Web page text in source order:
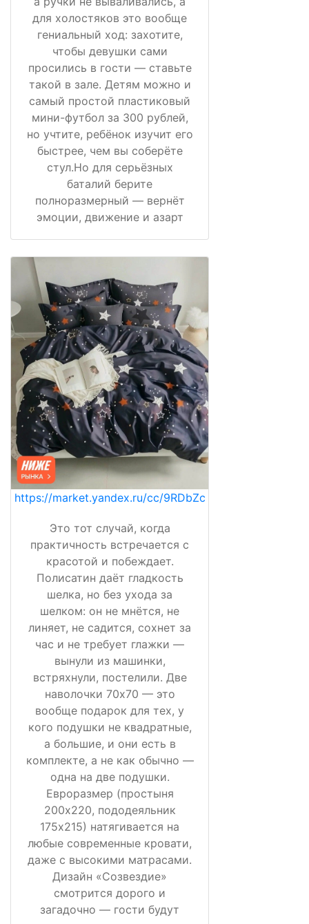
для холостяков это вообще
гениальный ход: захотите,
чтобы девушки сами
просились в гости — ставьте
такой в зале. Детям можно и
самый простой пластиковый
мини-футбол за 300 рублей,
но учтите, ребёнок изучит его
быстрее, чем вы соберёте
стул.Но для серьёзных
баталий берите
полноразмерный — вернёт
эмоции, движение и азарт
https://market.yandex.ru/cc/9RDbZc
Это тот случай, когда
практичность встречается с
красотой и побеждает.
Полисатин даёт гладкость
шелка, но без ухода за
шелком: он не мнётся, не
линяет, не садится, сохнет за
час и не требует глажки —
вынули из машинки,
встряхнули, постелили. Две
наволочки 70х70 — это
вообще подарок для тех, у
кого подушки не квадратные,
а большие, и они есть в
комплекте, а не как обычно —
одна на две подушки.
Евроразмер (простыня
200х220, пододеяльник
175х215) натягивается на
любые современные кровати,
даже с высокими матрасами.
Дизайн «Созвездие»
смотрится дорого и
загадочно — гости будут